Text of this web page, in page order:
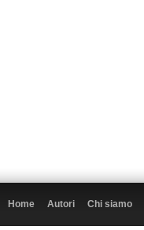
Home Autori Chi siamo